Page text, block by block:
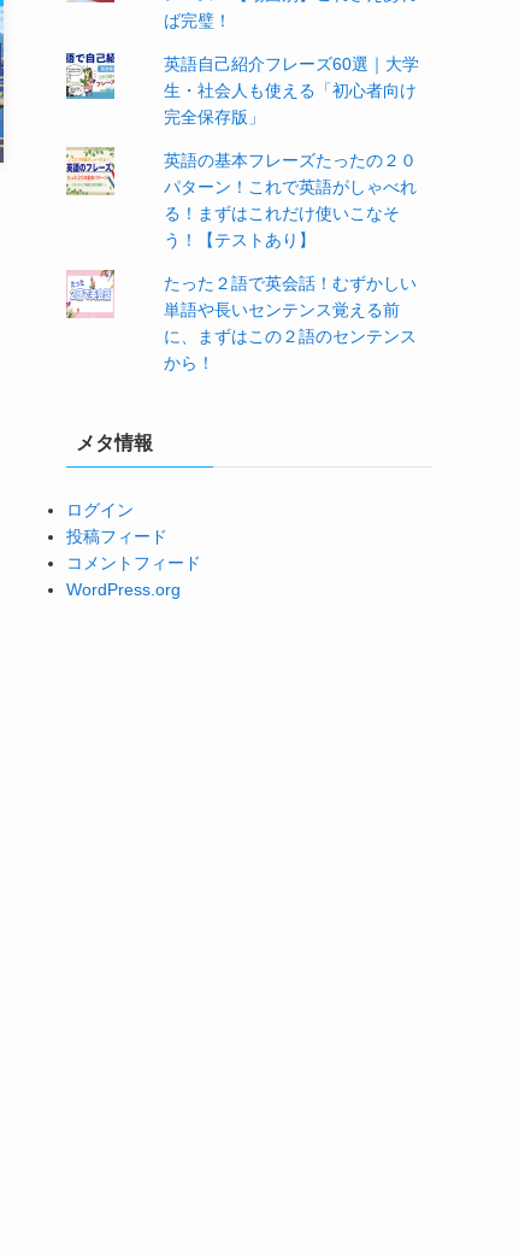
ば完璧！
英語自己紹介フレーズ60選｜大学
生・社会人も使える「初心者向け
完全保存版」
英語の基本フレーズたったの２０
パターン！これで英語がしゃべれ
る！まずはこれだけ使いこなそ
う！【テストあり】
たった２語で英会話！むずかしい
単語や長いセンテンス覚える前
に、まずはこの２語のセンテンス
から！
メタ情報
ログイン
投稿フィード
コメントフィード
WordPress.org